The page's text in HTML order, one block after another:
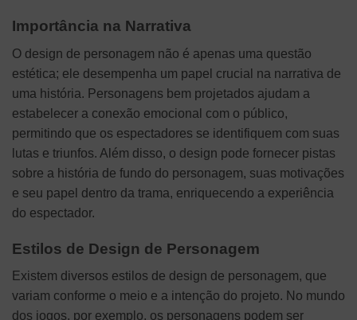
Importância na Narrativa
O design de personagem não é apenas uma questão
estética; ele desempenha um papel crucial na narrativa de
uma história. Personagens bem projetados ajudam a
estabelecer a conexão emocional com o público,
permitindo que os espectadores se identifiquem com suas
lutas e triunfos. Além disso, o design pode fornecer pistas
sobre a história de fundo do personagem, suas motivações
e seu papel dentro da trama, enriquecendo a experiência
do espectador.
Estilos de Design de Personagem
Existem diversos estilos de design de personagem, que
variam conforme o meio e a intenção do projeto. No mundo
dos jogos, por exemplo, os personagens podem ser